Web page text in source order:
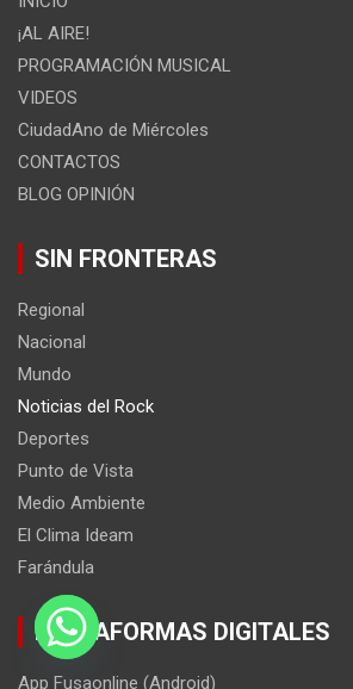
¡AL AIRE!
PROGRAMACIÓN MUSICAL
VIDEOS
CiudadAno de Miércoles
CONTACTOS
BLOG OPINIÓN
SIN FRONTERAS
Regional
Nacional
Mundo
Noticias del Rock
Deportes
Punto de Vista
Medio Ambiente
El Clima Ideam
Farándula
PLATAFORMAS DIGITALES
App Fusaonline (Android)